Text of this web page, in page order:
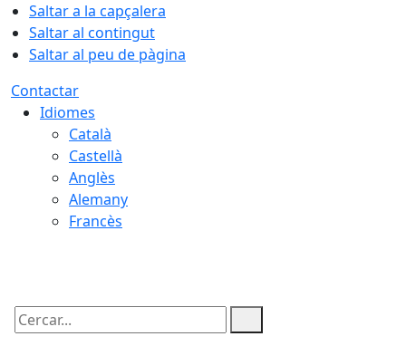
Saltar a la capçalera
Saltar al contingut
Saltar al peu de pàgina
Contactar
Idiomes
Català
Castellà
Anglès
Alemany
Francès
Cercar: